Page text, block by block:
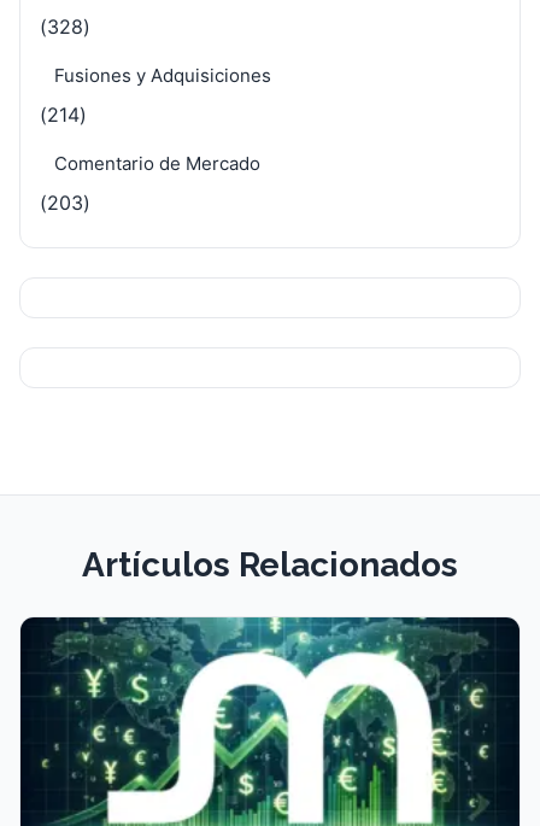
(328)
Fusiones y Adquisiciones
(214)
Comentario de Mercado
(203)
Artículos Relacionados